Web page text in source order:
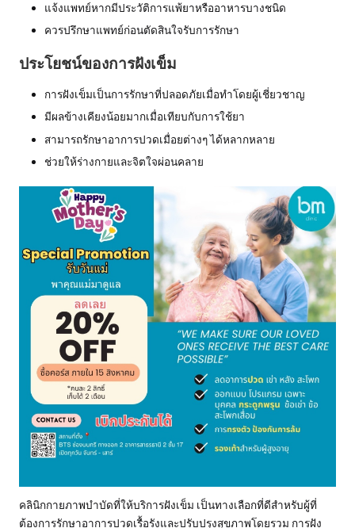
แจ้งแพทย์หากมีประวัติการแพ้ยาหรืออาหารบางชนิด
ควรปรึกษาแพทย์ก่อนตัดสินใจรับการรักษา
ประโยชน์ของการฝังเข็ม
การฝังเข็มเป็นการรักษาที่ปลอดภัยเมื่อทำโดยผู้เชี่ยวชาญ
มีผลข้างเคียงน้อยมากเมื่อเทียบกับการใช้ยา
สามารถรักษาอาการปวดเมื่อยต่างๆ ได้หลากหลาย
ช่วยให้ร่างกายและจิตใจผ่อนคลาย
คลินิกกายภาพบำบัดที่ให้บริการฝังเข็ม เป็นทางเลือกที่ดีสำหรับผู้ที่
ต้องการรักษาอาการปวดเรื้อรังและปรับปรุงสุขภาพโดยรวม การฝัง